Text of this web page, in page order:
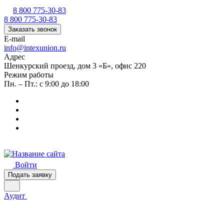
8 800 775-30-83
8 800 775-30-83
Заказать звонок
E-mail
info@intexunion.ru
Адрес
Шенкурский проезд, дом 3 «Б», офис 220
Режим работы
Пн. – Пт.: с 9:00 до 18:00
Войти
Подать заявку
Аудит